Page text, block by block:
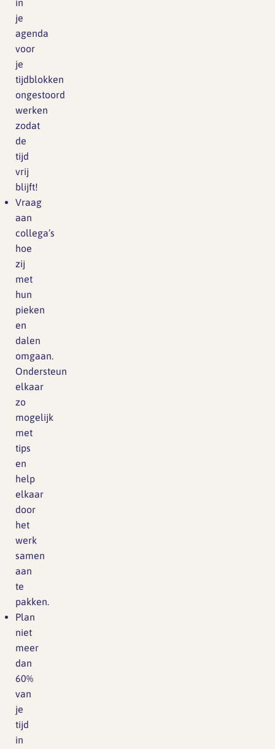
in
je
agenda
voor
je
tijdblokken
ongestoord
werken
zodat
de
tijd
vrij
blijft!
Vraag
aan
collega’s
hoe
zij
met
hun
pieken
en
dalen
omgaan.
Ondersteun
elkaar
zo
mogelijk
met
tips
en
help
elkaar
door
het
werk
samen
aan
te
pakken.
Plan
niet
meer
dan
60%
van
je
tijd
in